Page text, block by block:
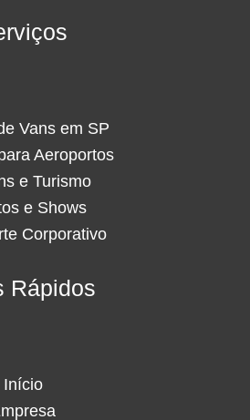
Vans em SP
Aeroportos
e Turismo
e Shows
Corporativo
Rápidos
Início